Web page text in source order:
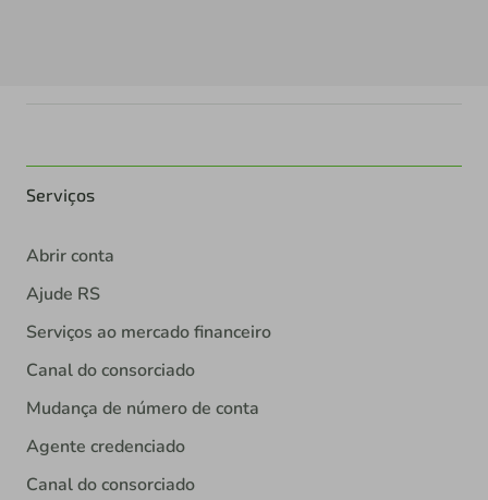
Serviços
Abrir conta
Ajude RS
Serviços ao mercado financeiro
Canal do consorciado
Mudança de número de conta
Agente credenciado
Canal do consorciado